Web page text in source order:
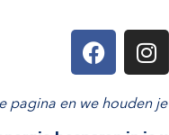
pagina en we houden